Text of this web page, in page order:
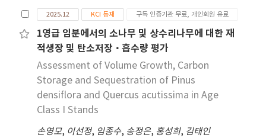
2025.12 KCI 등재 구독 인증기관 무료, 개인회원 유료
1영급 임분에서의 소나무 및 상수리나무에 대한 재
적생장 및 탄소저장·흡수량 평가
Assessment of Volume Growth, Carbon
Storage and Sequestration of Pinus
densiflora and Quercus acutissima in Age
Class I Stands
손영모, 이선정, 임종수, 송정은, 홍성희, 김태인